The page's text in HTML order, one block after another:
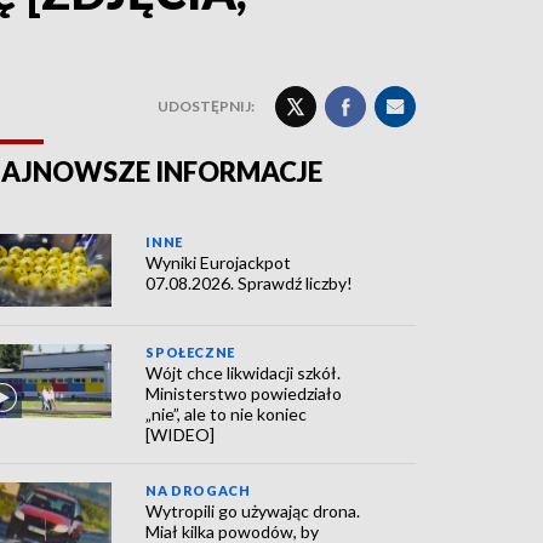
UDOSTĘPNIJ:
INFORMACJE
INNE
Wyniki Eurojackpot
07.08.2026. Sprawdź liczby!
SPOŁECZNE
Wójt chce likwidacji szkół.
Ministerstwo powiedziało
„nie”, ale to nie koniec
[WIDEO]
NA DROGACH
Wytropili go używając drona.
Miał kilka powodów, by